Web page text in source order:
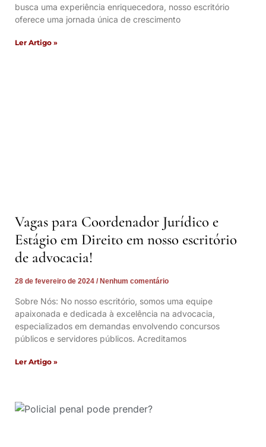
busca uma experiência enriquecedora, nosso escritório
oferece uma jornada única de crescimento
Ler Artigo »
Vagas para Coordenador Jurídico e
Estágio em Direito em nosso escritório
de advocacia!
28 de fevereiro de 2024 Nenhum comentário
Sobre Nós: No nosso escritório, somos uma equipe
apaixonada e dedicada à excelência na advocacia,
especializados em demandas envolvendo concursos
públicos e servidores públicos. Acreditamos
Ler Artigo »